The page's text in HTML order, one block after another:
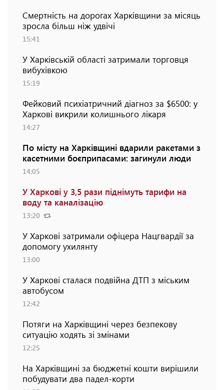
Смертність на дорогах Харківщини за місяць
зросла більш ніж удвічі
15:41
У Харківській області затримали торговця
вибухівкою
15:19
Фейковий психіатричний діагноз за $6500: у
Харкові викрили колишнього лікаря
14:27
По місту на Харківщині вдарили ракетами з
касетними боєприпасами: загинули люди
14:05
У Харкові у 3,5 рази піднімуть тарифи на
воду та каналізацію
13:20
У Харкові затримали офіцера Нацгвардії за
допомогу ухилянту
13:00
У Харкові сталася подвійна ДТП з міським
автобусом
12:42
Потяги на Харківщині через безпекову
ситуацію ходять зі змінами
12:25
На Харківщині за бюджетні кошти вирішили
побудувати два падел-корти